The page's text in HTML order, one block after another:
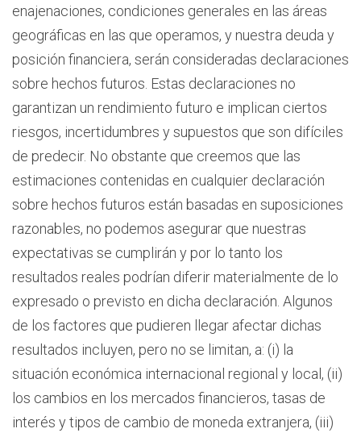
enajenaciones, condiciones generales en las áreas
geográficas en las que operamos, y nuestra deuda y
posición financiera, serán consideradas declaraciones
sobre hechos futuros. Estas declaraciones no
garantizan un rendimiento futuro e implican ciertos
riesgos, incertidumbres y supuestos que son difíciles
de predecir. No obstante que creemos que las
estimaciones contenidas en cualquier declaración
sobre hechos futuros están basadas en suposiciones
razonables, no podemos asegurar que nuestras
expectativas se cumplirán y por lo tanto los
resultados reales podrían diferir materialmente de lo
expresado o previsto en dicha declaración. Algunos
de los factores que pudieren llegar afectar dichas
resultados incluyen, pero no se limitan, a: (i) la
situación económica internacional regional y local, (ii)
los cambios en los mercados financieros, tasas de
interés y tipos de cambio de moneda extranjera, (iii)